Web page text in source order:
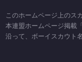
このホームページ上のス
本連盟ホームページ掲載
沿って、ボーイスカウト